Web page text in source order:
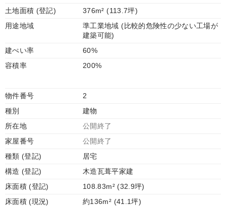
土地面積 (登記)
376m² (113.7坪)
用途地域
準工業地域 (比較的危険性の少ない工場が
建築可能)
建ぺい率
60%
容積率
200%
物件番号
2
種別
建物
所在地
公開終了
家屋番号
公開終了
種類 (登記)
居宅
構造 (登記)
木造瓦葺平家建
床面積 (登記)
108.83m² (32.9坪)
床面積 (現況)
約136m² (41.1坪)